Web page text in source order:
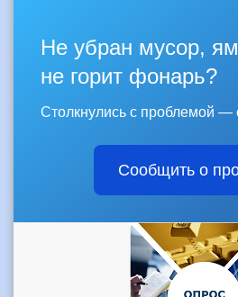
Не убран мусор,
не горит фонарь?
Столкнулись с проблемой —
Сообщить о